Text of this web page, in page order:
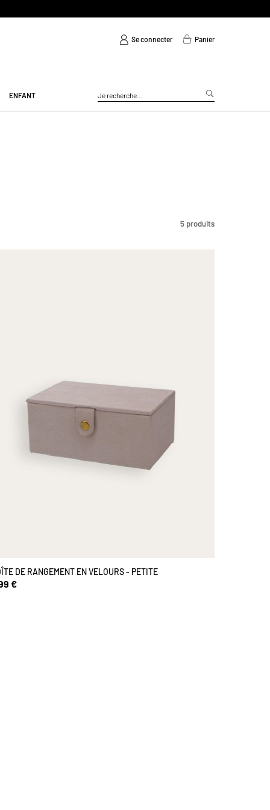
Se connecter Panier
ENFANT
5 produits
DE RANGEMENT EN VELOURS - PETITE
€
5 produits